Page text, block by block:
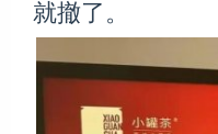
就撤了。